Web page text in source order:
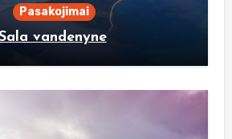
Pasakojimai
vandenyne